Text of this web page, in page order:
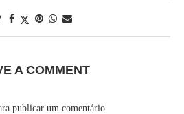
A COMMENT
publicar um comentário.